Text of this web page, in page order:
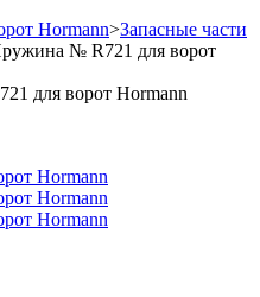
Hormann>Запасные части
№ R721 для ворот